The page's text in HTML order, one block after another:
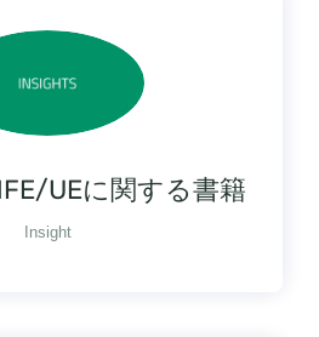
UEに関する書籍
Insight